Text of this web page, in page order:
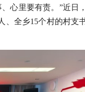
心里要有责。”近日
全乡15个村的村支